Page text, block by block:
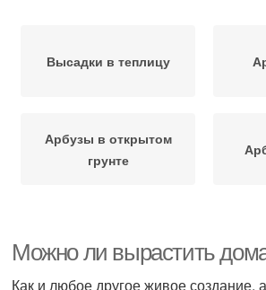
Высадки в теплицу
Арбузы в открытом
грунте
Можно ли вырастить
Как и любое другое живое создание,